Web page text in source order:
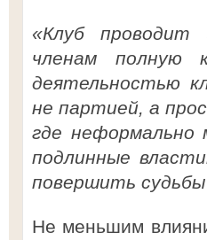
«Клуб проводит
членам полную
деятельностью
не партией, а
где неформально
подлинные
повершить
Не меньшим